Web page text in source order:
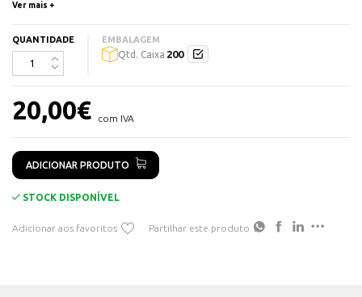
Largura fita: 10mm
Vida ùtil: 20 000h
Possuí uma tira autocolante para colar em varias superfícies
RGB
Ver mais +
QUANTIDADE EMBALAGEM
Qtd. Caixa 200
20,00€ com IVA
ADICIONAR PRODUTO
STOCK DISPONÍVEL
Adicionar aos favoritos Partilhar este produto